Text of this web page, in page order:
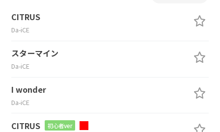
CITRUS
Da-iCE
スターマイン
Da-iCE
I wonder
Da-iCE
CITRUS 初心者ver